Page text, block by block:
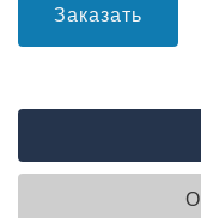
Заказать